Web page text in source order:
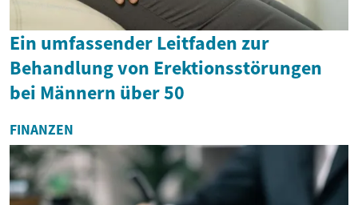
Ein umfassender Leitfaden zur
Behandlung von Erektionsstörungen
bei Männern über 50
FINANZEN